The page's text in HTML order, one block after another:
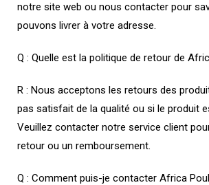
notre site web ou nous contacter pour
pouvons livrer à votre adresse.
Q : Quelle est la politique de retour de
R : Nous acceptons les retours des
pas satisfait de la qualité ou si le produit
Veuillez contacter notre service client
retour ou un remboursement.
Q : Comment puis-je contacter Africa